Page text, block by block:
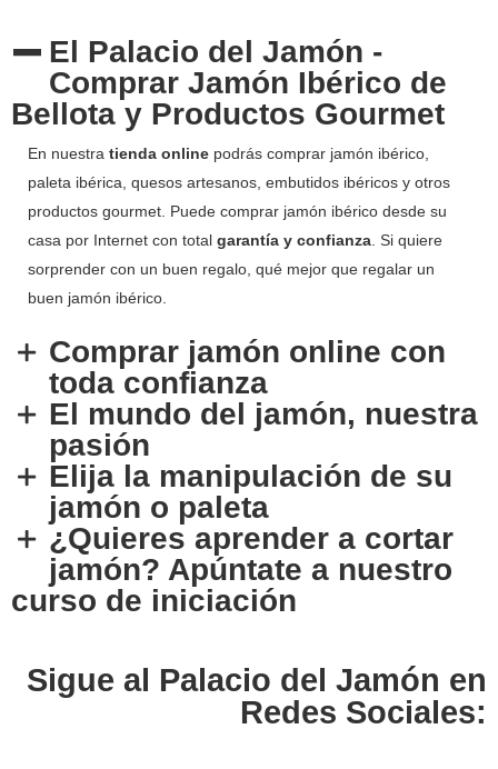
El Palacio del Jamón -
Comprar Jamón Ibérico de
Bellota y Productos Gourmet
En nuestra tienda online podrás comprar jamón ibérico,
paleta ibérica, quesos artesanos, embutidos ibéricos y otros
productos gourmet. Puede comprar jamón ibérico desde su
casa por Internet con total garantía y confianza . Si quiere
sorprender con un buen regalo, qué mejor que regalar un
buen jamón ibérico.
Comprar jamón online con
toda confianza
El mundo del jamón, nuestra
pasión
Elija la manipulación de su
jamón o paleta
¿Quieres aprender a cortar
jamón? Apúntate a nuestro
curso de iniciación
Sigue al Palacio del Jamón en
Redes Sociales: